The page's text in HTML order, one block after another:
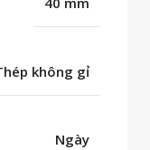
không gỉ
Ngày